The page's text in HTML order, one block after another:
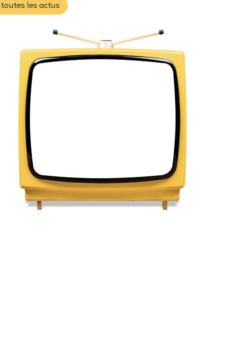
toutes les actus